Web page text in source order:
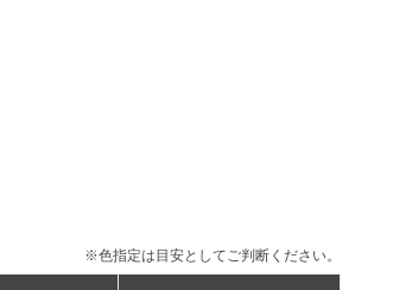
※色指定は目安としてご判断ください。